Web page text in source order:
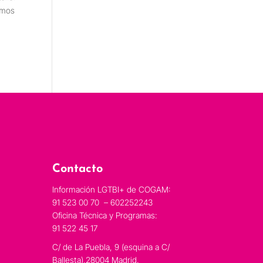
Contacto
Información LGTBI+ de COGAM:
91 523 00 70 – 602252243
Oficina Técnica y Programas:
91 522 45 17
C/ de La Puebla, 9 (esquina a C/
Ballesta),28004 Madrid.